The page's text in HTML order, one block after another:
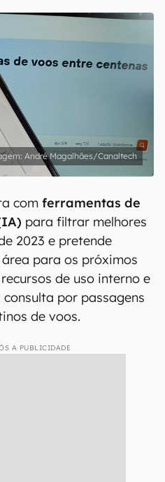
André Magalhães/Canaltech
com ferramentas de
para filtrar melhores
2023 e pretende
para os próximos
de uso interno e
por passagens
de voos.
A PUBLICIDADE